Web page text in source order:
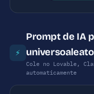
⚡
Prompt de IA
Cole no Lovable,
automaticamente